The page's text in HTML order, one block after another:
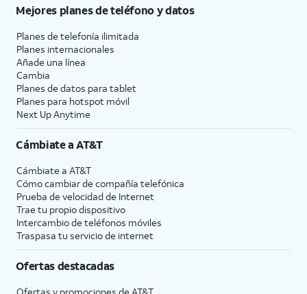
Mejores planes de teléfono y datos
Planes de telefonía ilimitada
Planes internacionales
Añade una línea
Cambia
Planes de datos para tablet
Planes para hotspot móvil
Next Up Anytime
Cámbiate aAT&T
Cámbiate a AT&T
Cómo cambiar de compañía telefónica
Prueba de velocidad de Internet
Trae tu propio dispositivo
Intercambio de teléfonos móviles
Traspasa tu servicio de internet
Ofertas destacadas
Ofertas y promociones de AT&T